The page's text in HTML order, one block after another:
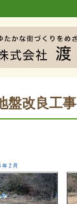
盤改良工事